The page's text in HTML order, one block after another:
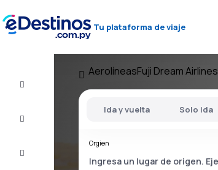
Tu plataforma de viaje
AerolíneasFuji Dream Airlines
Ida y vuelta Solo ida
Orgien